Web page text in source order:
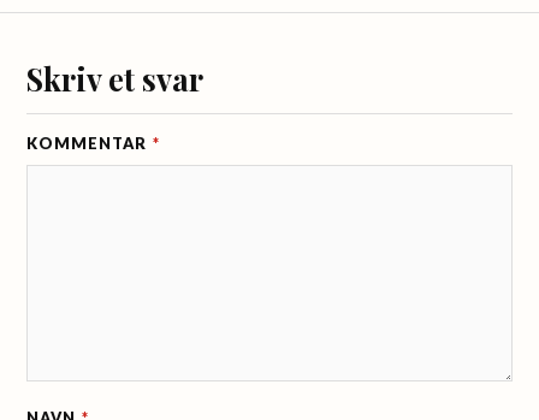
Skriv et svar
KOMMENTAR *